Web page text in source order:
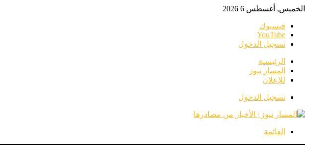
الخميس, أغسطس 6 2026
فيسبوك
‫YouTube
تسجيل الدخول
الرئيسية
المسار نيوز
للإعلان
تسجيل الدخول
القائمة